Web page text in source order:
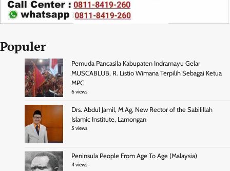
Populer
Pemuda Pancasila Kabupaten Indramayu Gelar
MUSCABLUB, R. Listio Wimana Terpilih Sebagai Ketua
MPC
6 views
Drs. Abdul Jamil, M.Ag, New Rector of the Sabilillah
Islamic Institute, Lamongan
5 views
Peninsula People From Age To Age (Malaysia)
4 views